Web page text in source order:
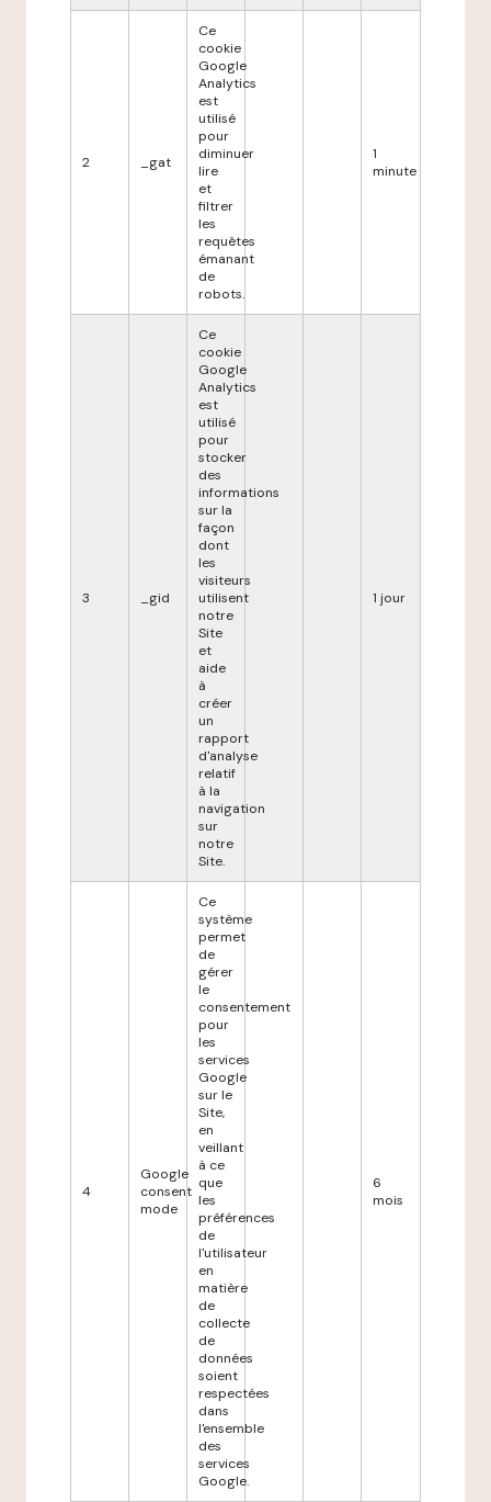
2 _gat
Ce
cookie
Google
Analytics
est
utilisé
pour
diminuer
lire
et
filtrer
les
requêtes
émanant
de
robots.
1
minute
3 _gid
Ce
cookie
Google
Analytics
est
utilisé
pour
stocker
des
informations
sur la
façon
dont
les
visiteurs
utilisent
notre
Site
et
aide
à
créer
un
rapport
d'analyse
relatif
à la
navigation
sur
notre
Site.
1 jour
4
Google
consent
mode
Ce
système
permet
de
gérer
le
consentement
pour
les
services
Google
sur le
Site,
en
veillant
à ce
que
les
préférences
de
l'utilisateur
en
matière
de
collecte
de
données
soient
respectées
dans
l'ensemble
des
services
Google.
6
mois